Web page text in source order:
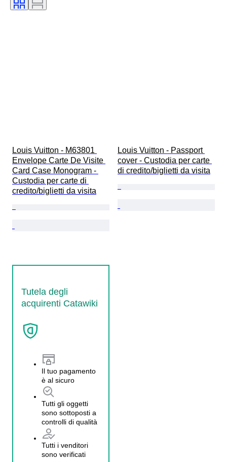
Louis Vuitton - M63801
Envelope Carte De Visite
Card Case Monogram -
Custodia per carte di
credito/biglietti da visita
Louis Vuitton - Passport
cover - Custodia per carte
di credito/biglietti da visita
Tutela degli
acquirenti Catawiki
Il tuo pagamento
è al sicuro
Tutti gli oggetti
sono sottoposti a
controlli di qualità
Tutti i venditori
sono verificati